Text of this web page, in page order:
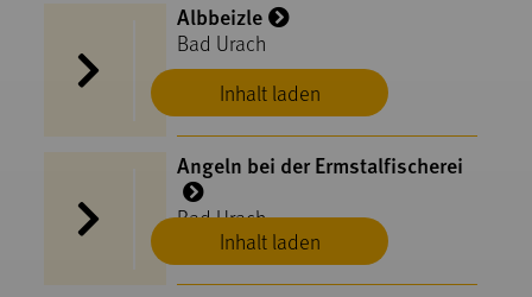
Inhalt laden
Albbeizle
Bad Urach
Inhalt laden
Angeln bei der Ermstalfischerei
Bad Urach